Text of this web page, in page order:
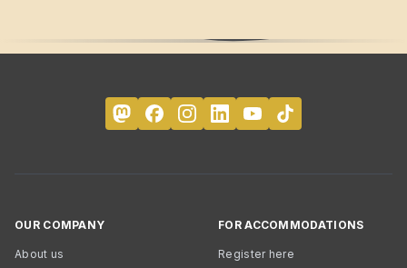
OUR COMPANY
About us
FOR ACCOMMODATIONS
Register here